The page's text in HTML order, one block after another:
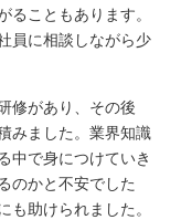
ることもあります。
員に相談しながら少
修があり、その後
みました。業界知識
中で身につけていき
のかと不安でした
も助けられました。